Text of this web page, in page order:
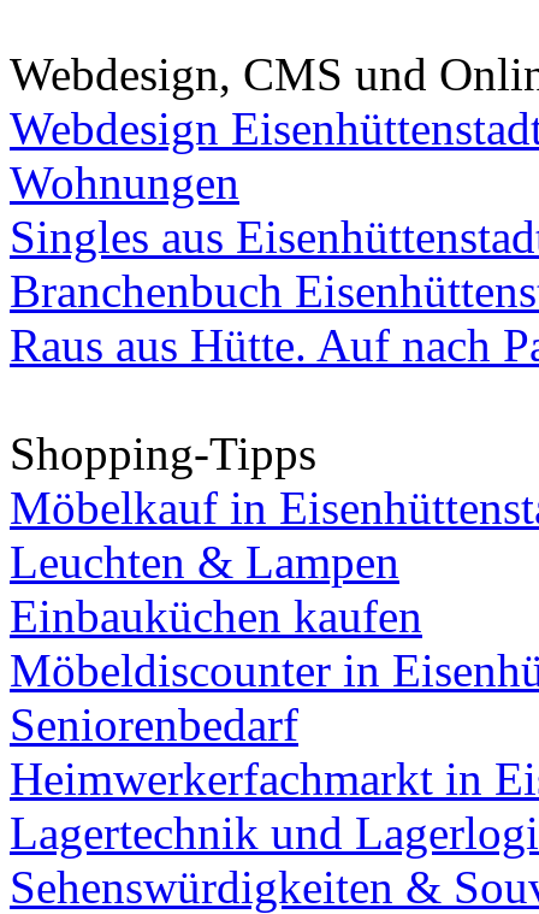
Webdesign, CMS und
Webdesign
Wohnungen
Singles aus
Branchenbuch
Raus aus Hütte. Auf nach
Shopping-Tipps
Möbelkauf in
Leuchten & Lampen
Einbauküchen kaufen
Möbeldiscounter in
Seniorenbedarf
Heimwerkerfachmarkt in
Lagertechnik und
Sehenswürdigkeiten &